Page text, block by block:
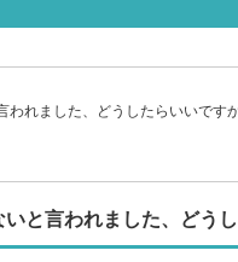
われました、どうしたらいいです
と言われました、どう